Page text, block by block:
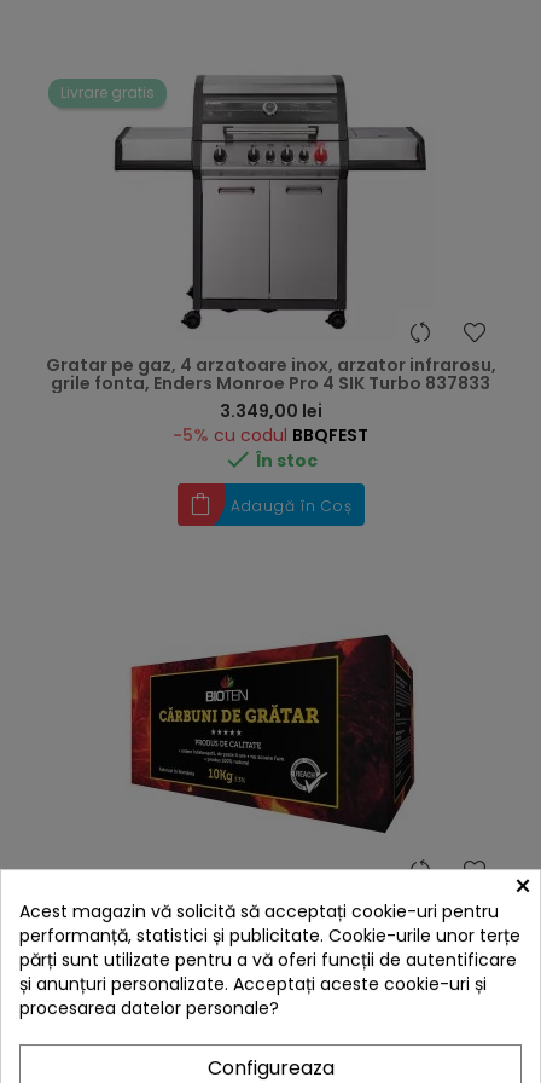
Livrare gratis
Gratar pe gaz, 4 arzatoare inox, arzator infrarosu,
grile fonta, Enders Monroe Pro 4 SIK Turbo 837833
3.349,00 lei
-5% cu codul BBQFEST
 În stoc
Adaugă în Coș
Carbune de gratar 10 kg brichete din rumegus Bioten
Preț
159,00 lei
 În stoc
Adaugă în Coș
×
Acest magazin vă solicită să acceptați cookie-uri pentru
performanță, statistici și publicitate. Cookie-urile unor terțe
părți sunt utilizate pentru a vă oferi funcții de autentificare
și anunțuri personalizate. Acceptați aceste cookie-uri și
procesarea datelor personale?
Configureaza
E